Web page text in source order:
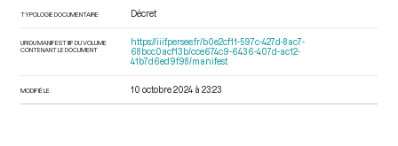
TYPOLOGIE DOCUMENTAIRE Décret
URI DU MANIFEST IIIF DU VOLUME
CONTENANT LE DOCUMENT
https://iiif.persee.fr/b0e2cf11-597c-427d-8ac7-
68bcc0acf13b/cce674c9-6436-407d-ac12-
41b7d6ed9f98/manifest
MODIFIÉ LE 10 octobre 2024 à 23:23